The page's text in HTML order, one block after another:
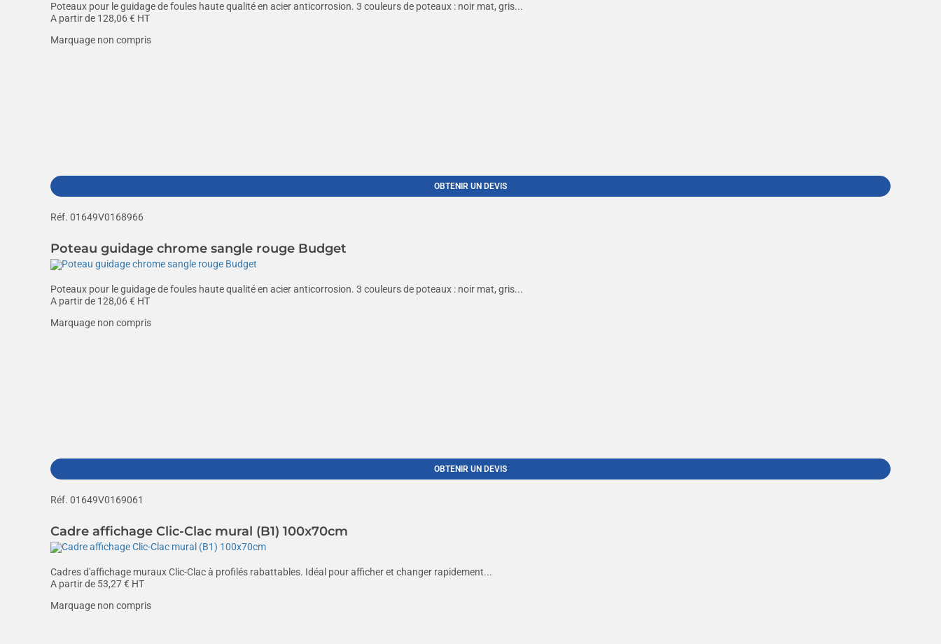
Poteaux pour le guidage de foules haute qualité en acier anticorrosion. 3 couleurs de poteaux : noir mat, gris...
A partir de 128,06€ HT
Marquage non compris
OBTENIR UN DEVIS
Réf. 01649V0168966
Poteau guidage chrome sangle rouge Budget
Poteaux pour le guidage de foules haute qualité en acier anticorrosion. 3 couleurs de poteaux : noir mat, gris...
A partir de 128,06€ HT
Marquage non compris
OBTENIR UN DEVIS
Réf. 01649V0169061
Cadre affichage Clic-Clac mural (B1) 100x70cm
Cadres d'affichage muraux Clic-Clac à profilés rabattables. Idéal pour afficher et changer rapidement...
A partir de 53,27€ HT
Marquage non compris